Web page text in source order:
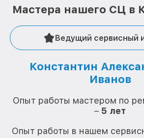
Мастера нашего СЦ в
Ведущий сервисный
Константин
Иванов
Опыт работы мастером по
– 5 лет
Опыт работы в нашем